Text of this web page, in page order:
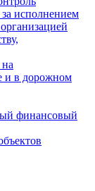
исполнением
и в дорожном
финансовый